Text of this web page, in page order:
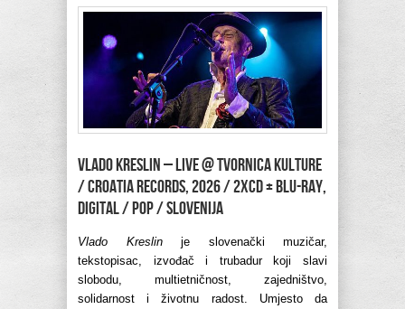
VLADO KRESLIN – Live @ Tvornica kulture
/ Croatia Records, 2026 / 2xCD + Blu-ray,
Digital / pop / Slovenija
Vlado Kreslinje slovenački muzičar,
tekstopisac, izvođač i trubadur koji slavi
slobodu, multietničnost, zajedništvo,
solidarnost i životnu radost. Umjesto da